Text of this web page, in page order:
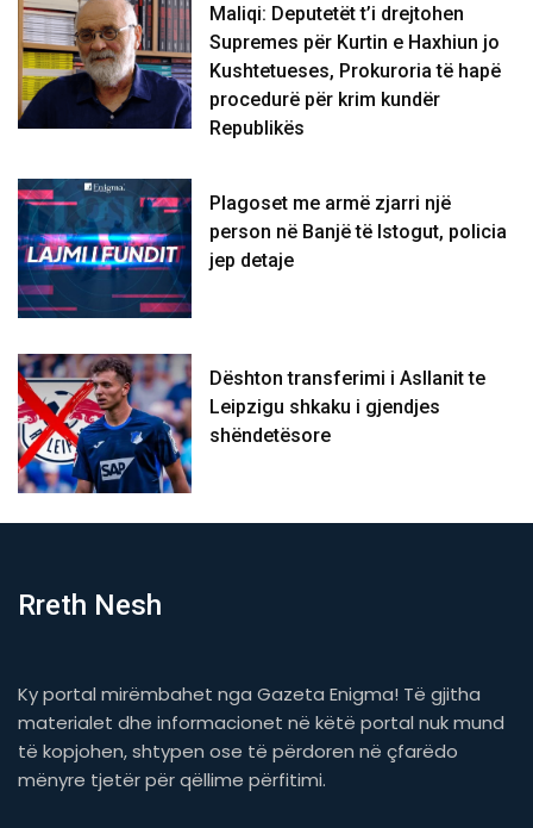
Maliqi: Deputetët t’i drejtohen
Supremes për Kurtin e Haxhiun jo
Kushtetueses, Prokuroria të hapë
procedurë për krim kundër
Republikës
Plagoset me armë zjarri një
person në Banjë të Istogut, policia
jep detaje
Dështon transferimi i Asllanit te
Leipzigu shkaku i gjendjes
shëndetësore
Rreth Nesh
Ky portal mirëmbahet nga Gazeta Enigma! Të gjitha
materialet dhe informacionet në këtë portal nuk mund
të kopjohen, shtypen ose të përdoren në çfarëdo
mënyre tjetër për qëllime përfitimi.